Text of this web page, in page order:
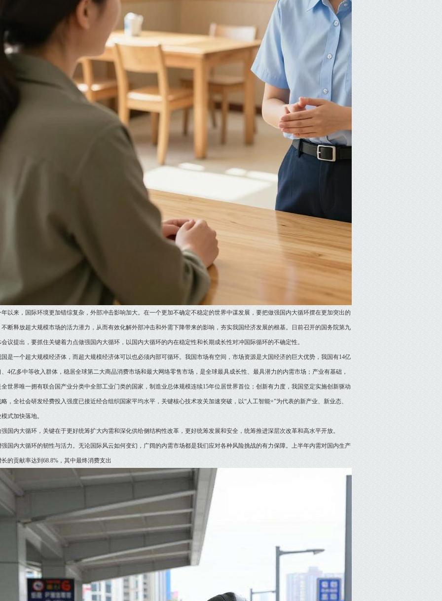
年以来，国际环境更加错综复杂，外部冲击影响加大。在一个更加不确定不稳定的世界中谋发展，要把做强国内大循环摆在更加突出的
不断释放超大规模市场的活力潜力，从而有效化解外部冲击和外需下降带来的影响，夯实我国经济发展的根基。日前召开的国务院第九
议提出，要抓住关键着力点做强国内大循环，以国内大循环的内在稳定性和长期成长性对冲国际循环的不确定性。
国是一个超大规模经济体，而超大规模经济体可以也必须内部可循环。我国市场有空间，市场资源是大国经济的巨大优势，我国有14亿
、4亿多中等收入群体，稳居全球第二大商品消费市场和最大网络零售市场，是全球最具成长性、最具潜力的内需市场；产业有基础，
全世界唯一拥有联合国产业分类中全部工业门类的国家，制造业总体规模连续15年位居世界首位；创新有力度，我国坚定实施创新驱动
，全社会研发经费投入强度已接近经合组织国家平均水平，关键核心技术攻关加速突破，以“人工智能+”为代表的新产业、新业态、
式加快落地。
强国内大循环，关键在于更好统筹扩大内需和深化供给侧结构性改革，更好统筹发展和安全，统筹推进深层次改革和高水平开放。
强国内大循环的韧性与活力。无论国际风云如何变幻，广阔的内需市场都是我们应对各种风险挑战的有力保障。上半年内需对国内生产
的贡献率达到68.8%，其中最终消费支出